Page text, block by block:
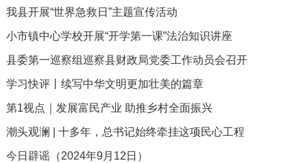
我县开展“世界急救日”主题宣传活动
小市镇中心学校开展“开学第一课”法治知识讲座
县委第一巡察组巡察县财政局党委工作动员会召开
学习快评丨续写中华文明更加壮美的篇章
第1视点｜发展富民产业 助推乡村全面振兴
潮头观澜 | 十多年，总书记始终牵挂这项民心工程
今日辟谣（2024年9月12日）